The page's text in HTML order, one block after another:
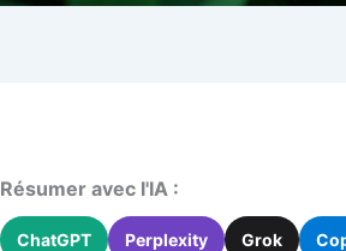
Résumer avec l'IA :
ChatGPT Perplexity Grok